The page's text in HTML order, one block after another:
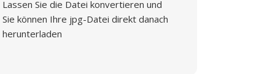
Lassen Sie die Datei konvertieren und
Sie können Ihre jpg-Datei direkt danach
herunterladen